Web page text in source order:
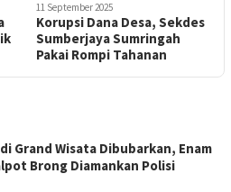
11 September 2025
Kejaksaan Bongkar Dugaan
Korupsi Dana Desa di
Sumberjaya
Grand Wisata Dibubarkan, Enam
Brong Diamankan Polisi